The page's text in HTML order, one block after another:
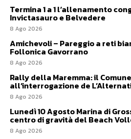
Termina 1 a 1 l’allenamento
Invictasauro e Belvedere
8 Ago 2026
Amichevoli – Pareggio a reti
Follonica Gavorrano
8 Ago 2026
Rally della Maremma: il
all’interrogazione de
8 Ago 2026
Lunedì 10 Agosto Marina di
centro di gravità del Beach
8 Ago 2026